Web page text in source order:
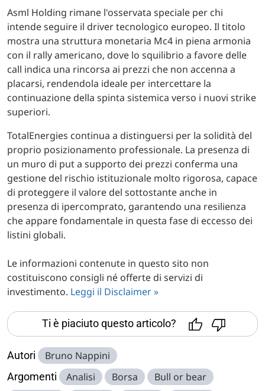
Asml Holding rimane l'osservata speciale per chi
intende seguire il driver tecnologico europeo. Il titolo
mostra una struttura monetaria Mc4 in piena armonia
con il rally americano, dove lo squilibrio a favore delle
call indica una rincorsa ai prezzi che non accenna a
placarsi, rendendola ideale per intercettare la
continuazione della spinta sistemica verso i nuovi strike
superiori.
TotalEnergies continua a distinguersi per la solidità del
proprio posizionamento professionale. La presenza di
un muro di put a supporto dei prezzi conferma una
gestione del rischio istituzionale molto rigorosa, capace
di proteggere il valore del sottostante anche in
presenza di ipercomprato, garantendo una resilienza
che appare fondamentale in questa fase di eccesso dei
listini globali.
Le informazioni contenute in questo sito non
costituiscono consigli né offerte di servizi di
investimento. Leggi il Disclaimer »
Ti è piaciuto questo articolo?
Autori Bruno Nappini
Argomenti Analisi Borsa
Bull or bear